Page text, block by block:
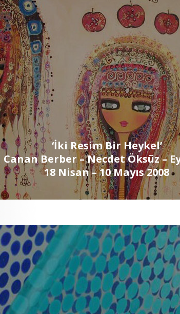
‘İki Resim Bir Heykel’
Canan Berber – Necdet Öksüz –
18 Nisan – 10 Mayıs 2008